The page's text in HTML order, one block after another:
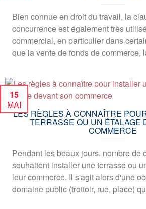
Bien connue en droit du travail, la
concurrence est également très
commercial, en particulier dans
que la vente de fonds de commerce,
LES RÈGLES À CONNAÎTRE
TERRASSE OU UN ÉTALAGE
COMMERCE
15
MAI
Pendant les beaux jours, nombre de
souhaitent installer une terrasse ou
leur commerce. Il s'agit alors d'une
domaine public (trottoir, rue, place)